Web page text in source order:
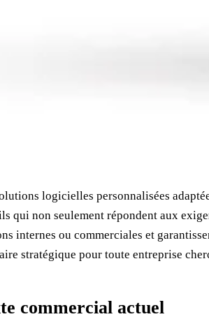
logicielles personnalisées
non seulement répondent aux
internes ou commerciales et
stratégique pour toute entreprise
commercial actuel